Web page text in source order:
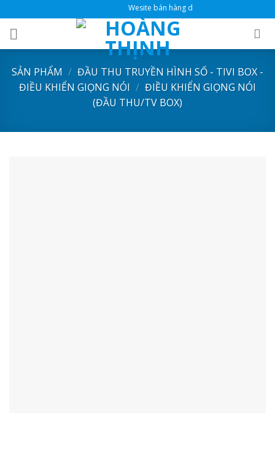
to
content
Wesite bán hàng dành cho đại lý
SẢN PHẨM / ĐẦU THU TRUYỀN HÌNH SỐ - TIVI BOX -
ĐIỀU KHIỂN GIỌNG NÓI / ĐIỀU KHIỂN GIỌNG NÓI
(ĐẦU THU/TV BOX)